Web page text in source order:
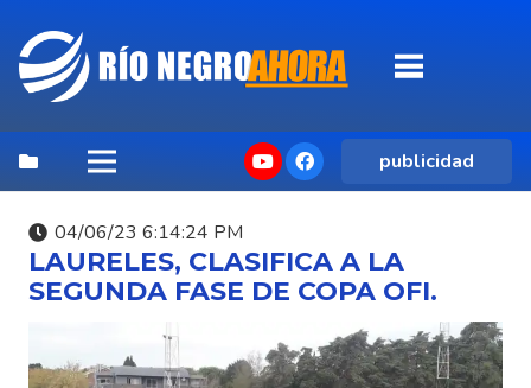
publicidad
04/06/23 6:14:24 PM
LAURELES, CLASIFICA A LA
SEGUNDA FASE DE COPA OFI.